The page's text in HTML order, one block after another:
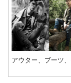
アウター、ブーツ